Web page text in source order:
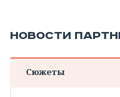
НОВОСТИ
Сюжеты